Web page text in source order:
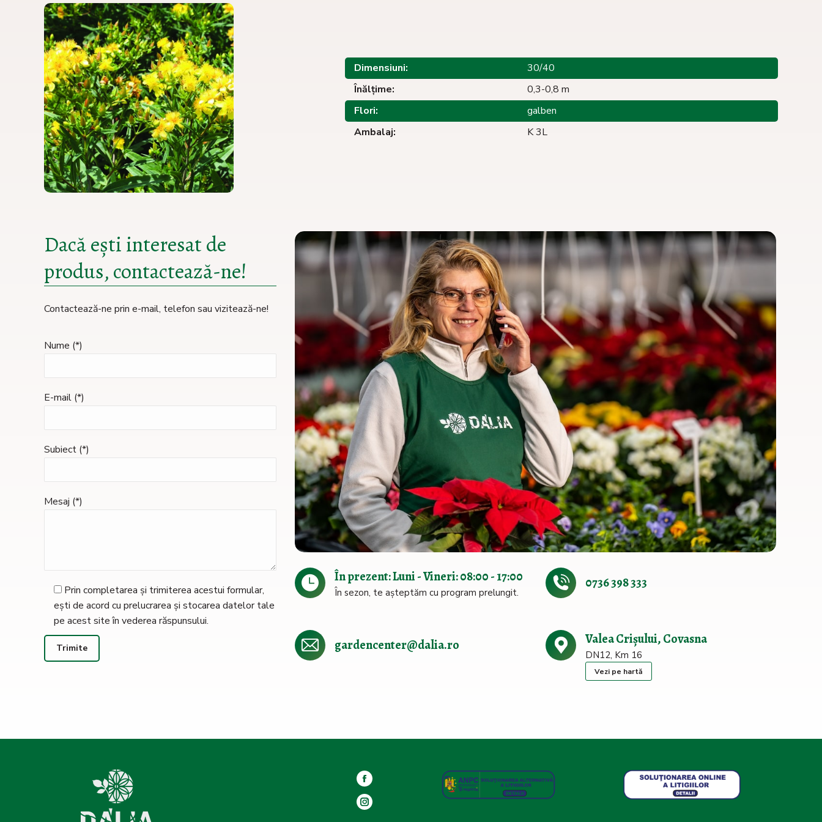
Dimensiuni:
30/40
Înălţime:
0,3-0,8 m
Flori:
galben
Ambalaj:
K 3L
Dacă ești interesat de
produs, contactează-ne!
Contactează-ne prin e-mail, telefon sau vizitează-ne!
Nume (*)
E-mail (*)
Subiect (*)
Mesaj (*)
Prin completarea și trimiterea acestui formular,
ești de acord cu prelucrarea și stocarea datelor tale
pe acest site în vederea răspunsului.
În prezent: Luni - Vineri: 08:00 - 17:00
În sezon, te așteptăm cu program prelungit.
0736 398 333
gardencenter@dalia.ro Valea Crișului, Covasna
DN12, Km 16
Vezi pe hartă
Facebook
page
Instagram